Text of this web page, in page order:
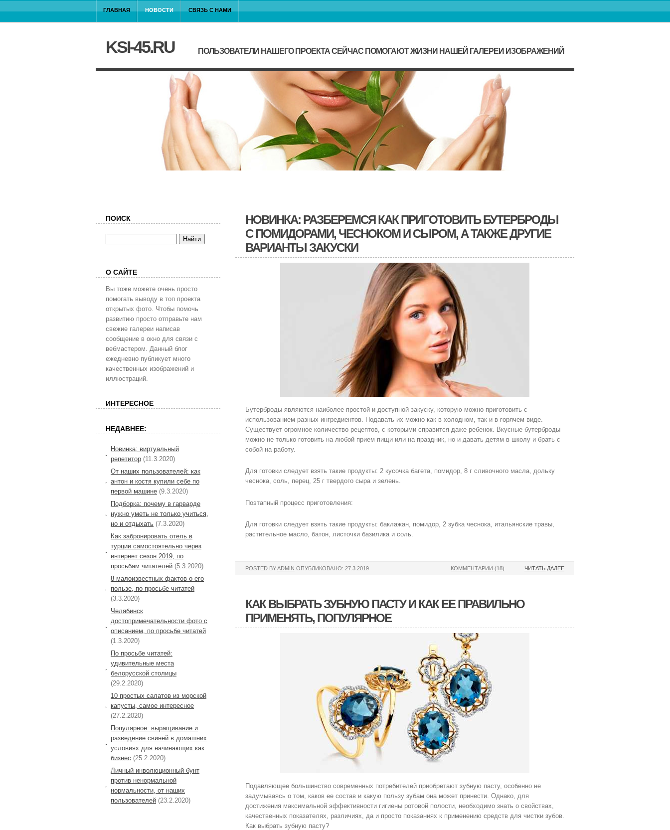
ГЛАВНАЯ НОВОСТИ СВЯЗЬ С НАМИ
KSI-45.RU ПОЛЬЗОВАТЕЛИ НАШЕГО ПРОЕКТА СЕЙЧАС ПОМОГАЮТ ЖИЗНИ НАШЕЙ ГАЛЕРЕИ ИЗОБРАЖЕНИЙ
НОВИНКА: РАЗБЕРЕМСЯ КАК ПРИГОТОВИТЬ БУТЕРБРОДЫ
С ПОМИДОРАМИ, ЧЕСНОКОМ И СЫРОМ, А ТАКЖЕ ДРУГИЕ
ВАРИАНТЫ ЗАКУСКИ
Бутерброды являются наиболее простой и доступной закуску, которую можно приготовить с
использованием разных ингредиентов. Подавать их можно как в холодном, так и в горячем виде.
Существует огромное количество рецептов, с которыми справится даже ребенок. Вкусные бутерброды
можно не только готовить на любой прием пищи или на праздник, но и давать детям в школу и брать с
собой на работу.
Для готовки следует взять такие продукты: 2 кусочка багета, помидор, 8 г сливочного масла, дольку
чеснока, соль, перец, 25 г твердого сыра и зелень.
Поэтапный процесс приготовления:
Для готовки следует взять такие продукты: баклажан, помидор, 2 зубка чеснока, итальянские травы,
растительное масло, батон, листочки базилика и соль.
POSTED BYADMIN ОПУБЛИКОВАНО: 27.3.2019 ЧИТАТЬ ДАЛЕЕ
КОММЕНТАРИИ (18)
КАК ВЫБРАТЬ ЗУБНУЮ ПАСТУ И КАК ЕЕ ПРАВИЛЬНО
ПРИМЕНЯТЬ, ПОПУЛЯРНОЕ
Подавляющее большинство современных потребителей приобретают зубную пасту, особенно не
задумываясь о том, каков ее состав и какую пользу зубам она может принести. Однако, для
достижения максимальной эффективности гигиены ротовой полости, необходимо знать о свойствах,
качественных показателях, различиях, да и просто показаниях к применению средств для чистки зубов.
Как выбрать зубную пасту?
ПОИСК
О САЙТЕ
Вы тоже можете очень просто
помогать выводу в топ проекта
открытых фото. Чтобы помочь
развитию просто отправьте нам
свежие галереи написав
сообщение в окно для связи с
вебмастером. Данный блог
ежедневно публикует много
качественных изображений и
иллюстраций.
ИНТЕРЕСНОЕ
НЕДАВНЕЕ:
Новинка: виртуальный
репетитор (11.3.2020)
От наших пользователей: как
антон и костя купили себе по
первой машине (9.3.2020)
Подборка: почему в гарварде
нужно уметь не только учиться,
но и отдыхать (7.3.2020)
Как забронировать отель в
турции самостоятельно через
интернет сезон 2019, по
просьбам читателей (5.3.2020)
8 малоизвестных фактов о его
пользе, по просьбе читатей
(3.3.2020)
Челябинск
достопримечательности фото с
описанием, по просьбе читатей
(1.3.2020)
По просьбе читатей:
удивительные места
белорусской столицы
(29.2.2020)
10 простых салатов из морской
капусты, самое интересное
(27.2.2020)
Популярное: выращивание и
разведение свиней в домашних
условиях для начинающих как
бизнес (25.2.2020)
Личный инволюционный бунт
против ненормальной
нормальности, от наших
пользователей (23.2.2020)